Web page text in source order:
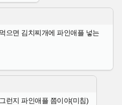
으면 김치찌개에 파인애플 넣는
런지 파인애플 쯤이야(미침)